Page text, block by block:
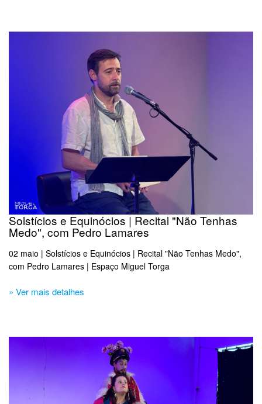
Solstícios e Equinócios | Recital "Não Tenhas
Medo", com Pedro Lamares
02 maio | Solstícios e Equinócios | Recital "Não Tenhas Medo",
com Pedro Lamares | Espaço Miguel Torga
» Ver mais detalhes